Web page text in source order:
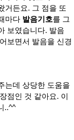
거든요. 그 점을 또
마다 발음기호를 그
보였습니다. 발음
보면서 발음을 신경
는데 상당한 도움을
점인 것 같아요. 이
..^^